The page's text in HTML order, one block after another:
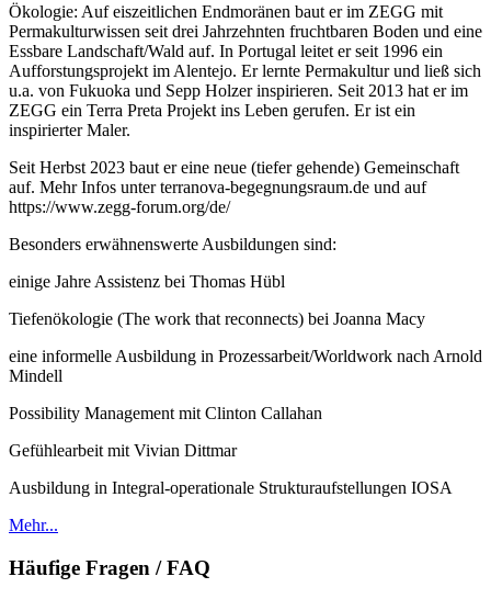
Ökologie: Auf eiszeitlichen Endmoränen baut er im ZEGG mit
Permakulturwissen seit drei Jahrzehnten fruchtbaren Boden und eine
Essbare Landschaft/Wald auf. In Portugal leitet er seit 1996 ein
Aufforstungsprojekt im Alentejo. Er lernte Permakultur und ließ sich
u.a. von Fukuoka und Sepp Holzer inspirieren. Seit 2013 hat er im
ZEGG ein Terra Preta Projekt ins Leben gerufen. Er ist ein
inspirierter Maler.
Seit Herbst 2023 baut er eine neue (tiefer gehende) Gemeinschaft
auf. Mehr Infos unter terranova-begegnungsraum.de und auf
https://www.zegg-forum.org/de/
Besonders erwähnenswerte Ausbildungen sind:
einige Jahre Assistenz bei Thomas Hübl
Tiefenökologie (The work that reconnects) bei Joanna Macy
eine informelle Ausbildung in Prozessarbeit/Worldwork nach Arnold
Mindell
Possibility Management mit Clinton Callahan
Gefühlearbeit mit Vivian Dittmar
Ausbildung in Integral-operationale Strukturaufstellungen IOSA
Mehr...
Häufige Fragen / FAQ